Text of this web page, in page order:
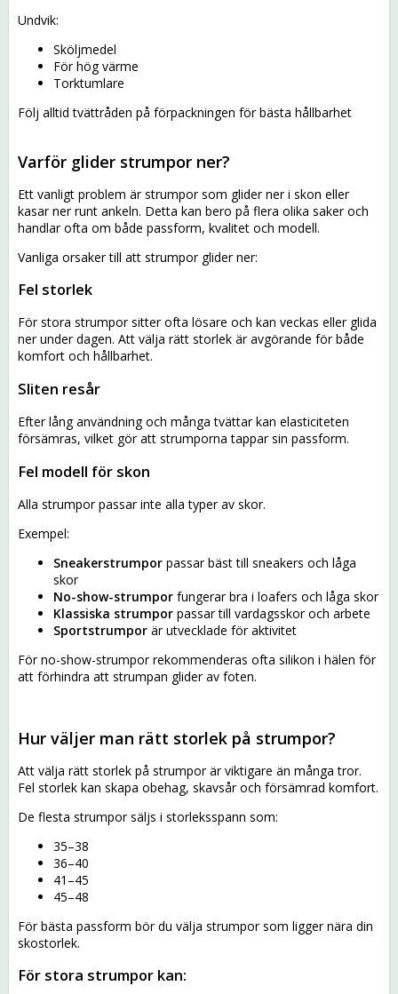
Undvik:
Sköljmedel
För hög värme
Torktumlare
Följ alltid tvättråden på förpackningen för bästa hållbarhet
Varför glider strumpor ner?
Ett vanligt problem är strumpor som glider ner i skon eller
kasar ner runt ankeln. Detta kan bero på flera olika saker och
handlar ofta om både passform, kvalitet och modell.
Vanliga orsaker till att strumpor glider ner:
Fel storlek
För stora strumpor sitter ofta lösare och kan veckas eller glida
ner under dagen. Att välja rätt storlek är avgörande för både
komfort och hållbarhet.
Sliten resår
Efter lång användning och många tvättar kan elasticiteten
försämras, vilket gör att strumporna tappar sin passform.
Fel modell för skon
Alla strumpor passar inte alla typer av skor.
Exempel:
Sneakerstrumpor passar bäst till sneakers och låga
skor
No-show-strumpor fungerar bra i loafers och låga skor
Klassiska strumpor passar till vardagsskor och arbete
Sportstrumpor är utvecklade för aktivitet
För no-show-strumpor rekommenderas ofta silikon i hälen för
att förhindra att strumpan glider av foten.
Hur väljer man rätt storlek på strumpor?
Att välja rätt storlek på strumpor är viktigare än många tror.
Fel storlek kan skapa obehag, skavsår och försämrad komfort.
De flesta strumpor säljs i storleksspann som:
35–38
36–40
41–45
45–48
För bästa passform bör du välja strumpor som ligger nära din
skostorlek.
För stora strumpor kan: